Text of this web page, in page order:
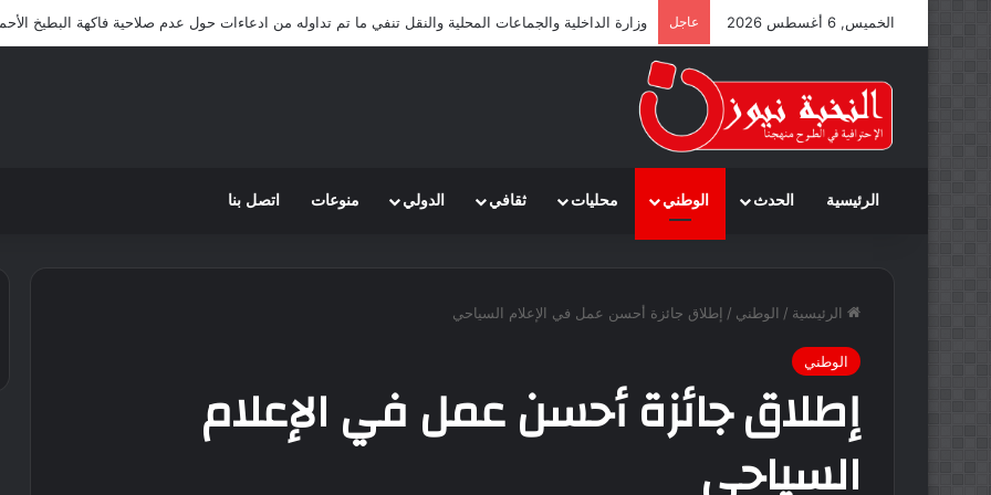
الخميس, 6 أغسطس 2026 عاجل وزارة الداخلية والجماعات المحلية والنقل تنفي ما تم تداوله من ادعاءات حول عدم صلاحية فاكهة البطيخ
الرئيسية الحدث الوطني محليات ثقافي الدولي منوعات اتصل بنا
الرئيسية / الوطني / إطلاق جائزة أحسن عمل في الإعلام السياحي
الوطني
إطلاق جائزة أحسن عمل في الإعلام
السياحي